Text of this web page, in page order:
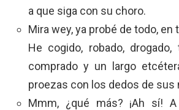
a que siga con su choro.
Mira wey, ya probé de todo,
He cogido, robado, drogado,
comprado y un largo
proezas con los dedos de sus
Mmm, ¿qué más? ¡Ah sí!